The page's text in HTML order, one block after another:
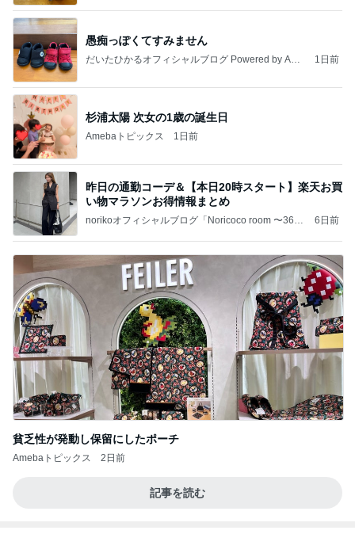
愚痴っぽくてすみません
だいたひかるオフィシャルブログ Powered by Ame
1日前
杉浦太陽 次女の1歳の誕生日
Amebaトピックス 1日前
昨日の通勤コーデ＆【本日20時スタート】楽天お買
い物マラソンお得情報まとめ
norikoオフィシャルブログ「Noricoco room 〜365
6日前
貧乏性が発動し保留にしたポーチ
Amebaトピックス 2日前
記事を読む